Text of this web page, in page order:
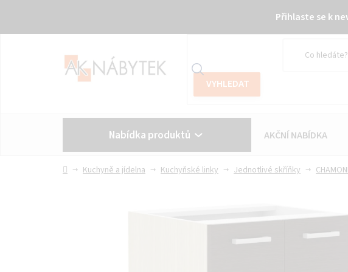
Přihlaste se k
Nabídka produktů AKČNÍ NABÍDKA
Vše o nákupu Kontakt
DomůKuchyně a jídelna Kuchyňské linky Jednotlivé skříňky